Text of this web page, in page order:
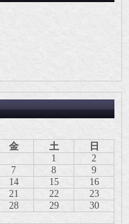
金 土
日
1
2
7 8
9
14 15
16
21 22
23
28 29
30